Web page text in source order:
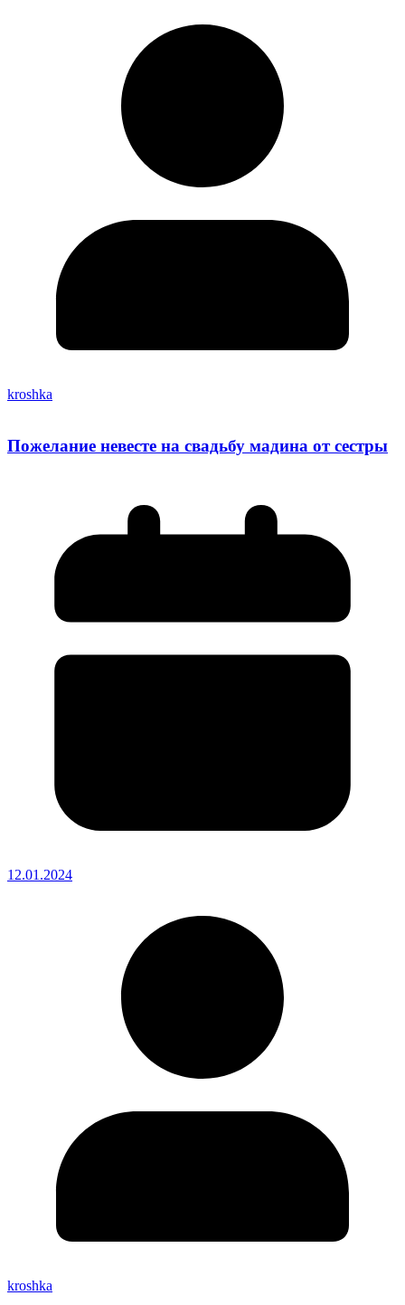
kroshka
Пожелание невесте на свадьбу мадина от сестры
12.01.2024
kroshka